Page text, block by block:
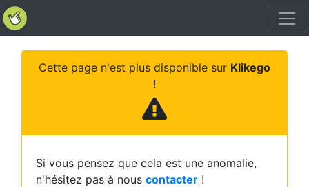
Cette page n'est plus disponible sur Klikego
!
Si vous pensez que cela est une anomalie,
n'hésitez pas à nous contacter !